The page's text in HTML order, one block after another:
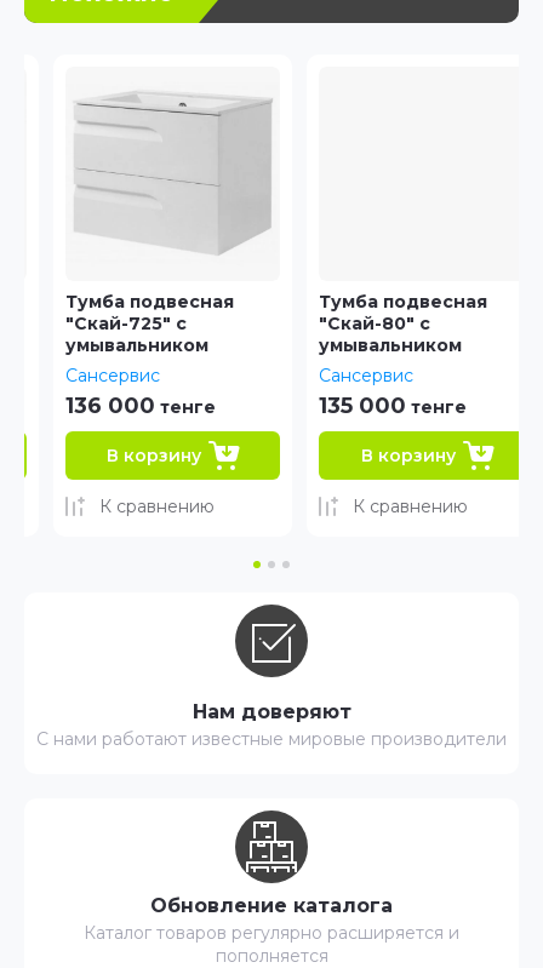
Тумба подвесная
"Скай-725" с
умывальником
Сансервис
136 000 тенге
В корзину
К сравнению
Тумба подвесная
"Скай-80" с
умывальником
Сансервис
135 000 тенге
В корзину
К сравнению
Нам доверяют
С нами работают известные мировые производители
Обновление каталога
Каталог товаров регулярно расширяется и
пополняется